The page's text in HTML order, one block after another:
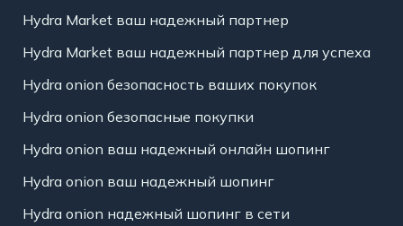
Hydra Market ваш надежный партнер
Hydra Market ваш надежный партнер для успеха
Hydra onion безопасность ваших покупок
Hydra onion безопасные покупки
Hydra onion ваш надежный онлайн шопинг
Hydra onion ваш надежный шопинг
Hydra onion надежный шопинг в сети